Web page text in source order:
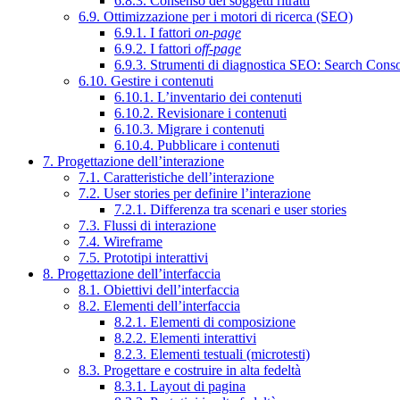
6.9. Ottimizzazione per i motori di ricerca (SEO)
6.9.1. I fattori on-page
6.9.2. I fattori off-page
6.9.3. Strumenti di diagnostica SEO: Search
6.10. Gestire i contenuti
6.10.1. L’inventario dei contenuti
6.10.2. Revisionare i contenuti
6.10.3. Migrare i contenuti
6.10.4. Pubblicare i contenuti
7. Progettazione dell’interazione
7.1. Caratteristiche dell’interazione
7.2. User stories per definire l’interazione
7.2.1. Differenza tra scenari e user stories
7.3. Flussi di interazione
7.4. Wireframe
7.5. Prototipi interattivi
8. Progettazione dell’interfaccia
8.1. Obiettivi dell’interfaccia
8.2. Elementi dell’interfaccia
8.2.1. Elementi di composizione
8.2.2. Elementi interattivi
8.2.3. Elementi testuali (microtesti)
8.3. Progettare e costruire in alta fedeltà
8.3.1. Layout di pagina